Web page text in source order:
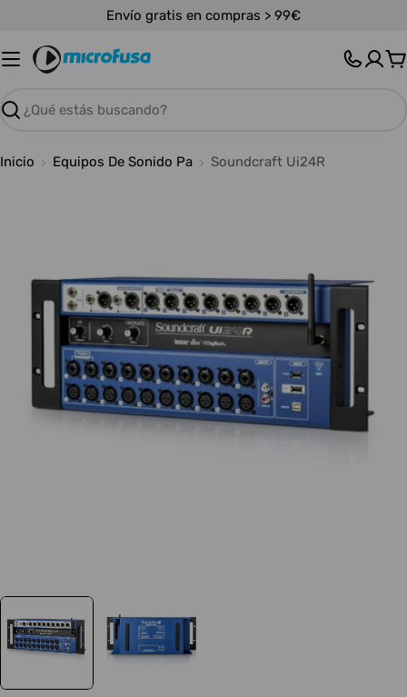
contenido
Envío gratis en compras > 99€
Buscar
Inicio Equipos De Sonido Pa Soundcraft Ui24R
medios 0 en modal